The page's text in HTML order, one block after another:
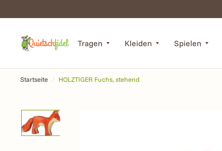
Tragen Kleiden Spielen
Startseite / HOLZTIGER Fuchs, stehend